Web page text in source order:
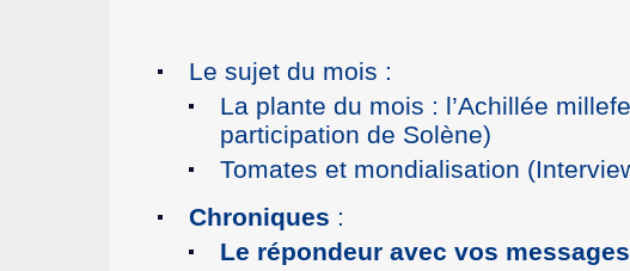
Le sujet du mois :
La plante du mois : l’Achillée
participation de Solène)
Tomates et mondialisation
Chroniques :
Le répondeur avec vos